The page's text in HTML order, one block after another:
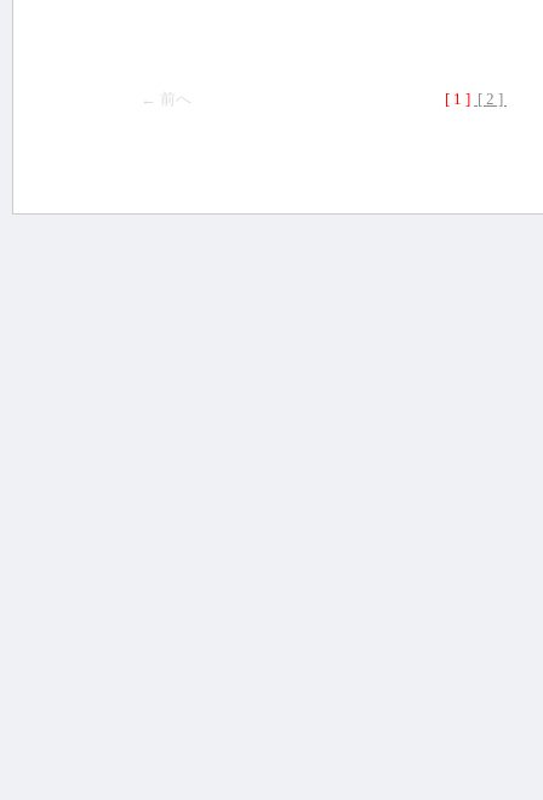
← 前へ [ 1 ] [ 2 ]